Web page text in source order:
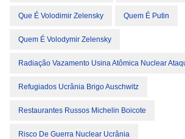
Que É Volodimir Zelensky Quem É Putin
Quem É Volodymir Zelensky
Radiação Vazamento Usina Atômica Nuclear
Refugiados Ucrânia Brigo Auschwitz
Restaurantes Russos Michelin Boicote
Risco De Guerra Nuclear Ucrânia